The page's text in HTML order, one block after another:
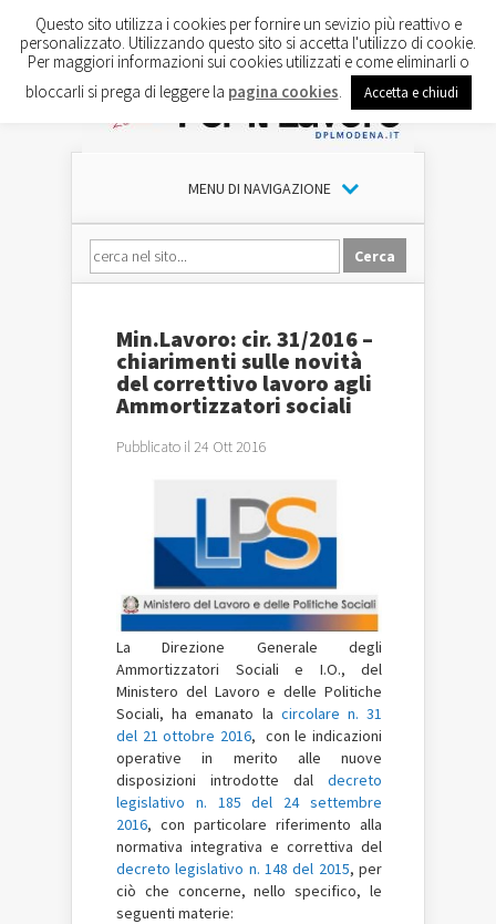
MENU DI NAVIGAZIONE
Min.Lavoro: cir. 31/2016 –
chiarimenti sulle novità
del correttivo lavoro agli
Ammortizzatori sociali
Pubblicato il 24 Ott 2016
La Direzione Generale degli
Ammortizzatori Sociali e I.O., del
Ministero del Lavoro e delle Politiche
Sociali, ha emanato la circolare n. 31
del 21 ottobre 2016, con le indicazioni
operativein merito alle nuove
disposizioni introdotte dal decreto
legislativo n. 185 del 24 settembre
2016, con particolare riferimento alla
normativa integrativa e correttiva del
decreto legislativo n. 148 del 2015, per
ciò che concerne, nello specifico, le
seguenti materie:
Questo sito utilizza i cookies per fornire un sevizio più reattivo e
personalizzato. Utilizzando questo sito si accetta l'utilizzo di cookie.
Per maggiori informazioni sui cookies utilizzati e come eliminarli o
bloccarli si prega di leggere la pagina cookies Accetta e chiudi